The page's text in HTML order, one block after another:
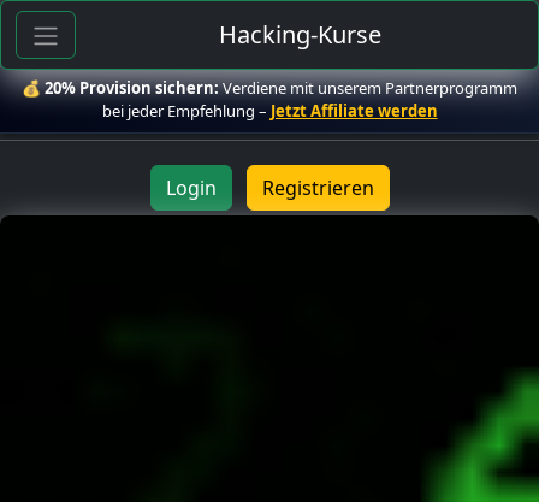
Hacking-Kurse
💰20% Provision sichern:Verdiene mit unserem Partnerprogramm
bei jeder Empfehlung – Jetzt Affiliate werden
Login Registrieren